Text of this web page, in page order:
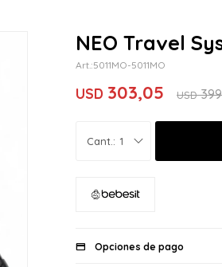
NEO Travel
5011MO-5011MO
USD 303,05 USD
1
Opciones de pago